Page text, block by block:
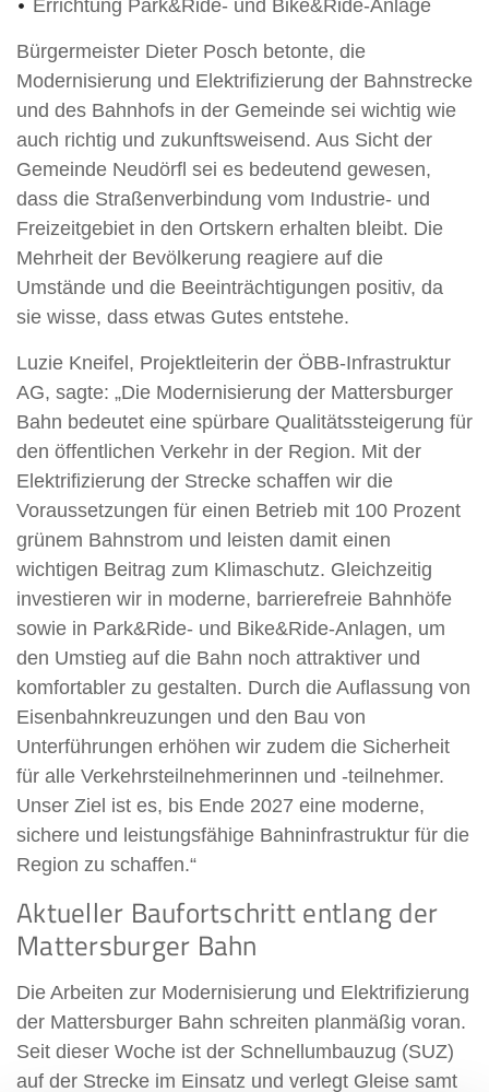
Errichtung Park&Ride- und Bike&Ride-Anlage
Bürgermeister Dieter Posch betonte, die
Modernisierung und Elektrifizierung der Bahnstrecke
und des Bahnhofs in der Gemeinde sei wichtig wie
auch richtig und zukunftsweisend. Aus Sicht der
Gemeinde Neudörfl sei es bedeutend gewesen,
dass die Straßenverbindung vom Industrie- und
Freizeitgebiet in den Ortskern erhalten bleibt. Die
Mehrheit der Bevölkerung reagiere auf die
Umstände und die Beeinträchtigungen positiv, da
sie wisse, dass etwas Gutes entstehe.
Luzie Kneifel, Projektleiterin der ÖBB-Infrastruktur
AG, sagte: „Die Modernisierung der Mattersburger
Bahn bedeutet eine spürbare Qualitätssteigerung für
den öffentlichen Verkehr in der Region. Mit der
Elektrifizierung der Strecke schaffen wir die
Voraussetzungen für einen Betrieb mit 100 Prozent
grünem Bahnstrom und leisten damit einen
wichtigen Beitrag zum Klimaschutz. Gleichzeitig
investieren wir in moderne, barrierefreie Bahnhöfe
sowie in Park&Ride- und Bike&Ride-Anlagen, um
den Umstieg auf die Bahn noch attraktiver und
komfortabler zu gestalten. Durch die Auflassung von
Eisenbahnkreuzungen und den Bau von
Unterführungen erhöhen wir zudem die Sicherheit
für alle Verkehrsteilnehmerinnen und -teilnehmer.
Unser Ziel ist es, bis Ende 2027 eine moderne,
sichere und leistungsfähige Bahninfrastruktur für die
Region zu schaffen.“
Aktueller Baufortschritt entlang der
Mattersburger Bahn
Die Arbeiten zur Modernisierung und Elektrifizierung
der Mattersburger Bahn schreiten planmäßig voran.
Seit dieser Woche ist der Schnellumbauzug (SUZ)
auf der Strecke im Einsatz und verlegt Gleise samt